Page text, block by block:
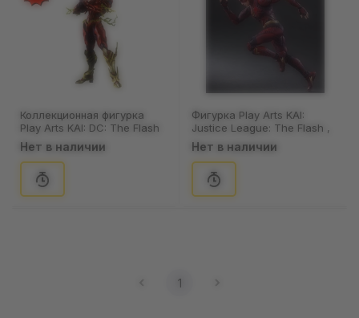
Коллекционная фигурка
Play Arts KAI: DC: The Flash
(Comics Variant), (44300)
Нет в наличии
Фигурка Play Arts KAI:
Justice League: The Flash ,
(44395)
Нет в наличии
1